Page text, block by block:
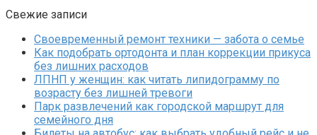
Свежие записи
Своевременный ремонт техники — забота о семье
Как подобрать ортодонта и план коррекции прикуса
без лишних расходов
ЛПНП у женщин: как читать липидограмму по
возрасту без лишней тревоги
Парк развлечений как городской маршрут для
семейного дня